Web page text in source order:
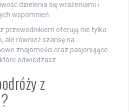
dzielenia się wrażeniami i
wspomnień.
przewodnikiem oferują nie tylko
ale również szansę na
znajomości oraz pasjonujące
odwiedzasz.
z